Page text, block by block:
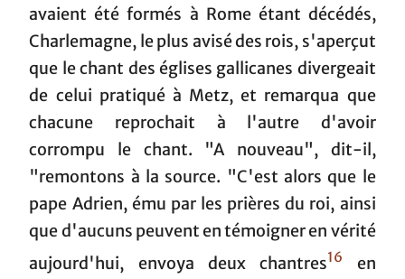
avaient été formés à Rome étant décédés,
Charlemagne, le plus avisé des rois, s'aperçut
que le chant des églises gallicanes divergeait
de celui pratiqué à Metz, et remarqua que
chacune reprochait à l'autre d'avoir
corrompu le chant. "A nouveau", dit-il,
"remontons à la source. "C'est alors que le
pape Adrien, ému par les prières du roi, ainsi
que d'aucuns peuvent en témoigner en vérité
aujourd'hui, envoya deux chantres16
en